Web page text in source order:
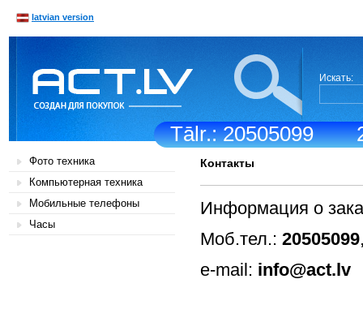
Tālr.: 20505099
latvian version
Искать:
Фото техника
Компьютерная техника
Мобильные телефоны
Часы
Контакты
Информация о
Моб.тел.: 20505099
e-mail: info@act.lv